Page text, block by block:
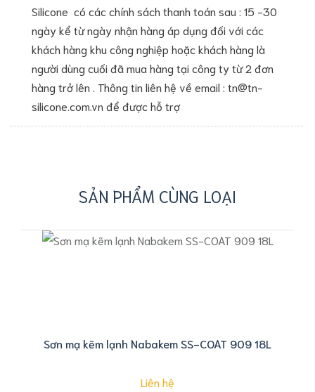
Silicone có các chính sách thanh toán sau : 15 -30
ngày kể từ ngày nhận hàng áp dụng đối với các
khách hàng khu công nghiệp hoặc khách hàng là
người dùng cuối đã mua hàng tại công ty từ 2 đơn
hàng trở lên . Thông tin liên hệ về email : tn@tn-
silicone.com.vn để được hỗ trợ
SẢN PHẨM CÙNG LOẠI
Sơn mạ kẽm lạnh Nabakem SS-COAT 909 18L
Liên hệ